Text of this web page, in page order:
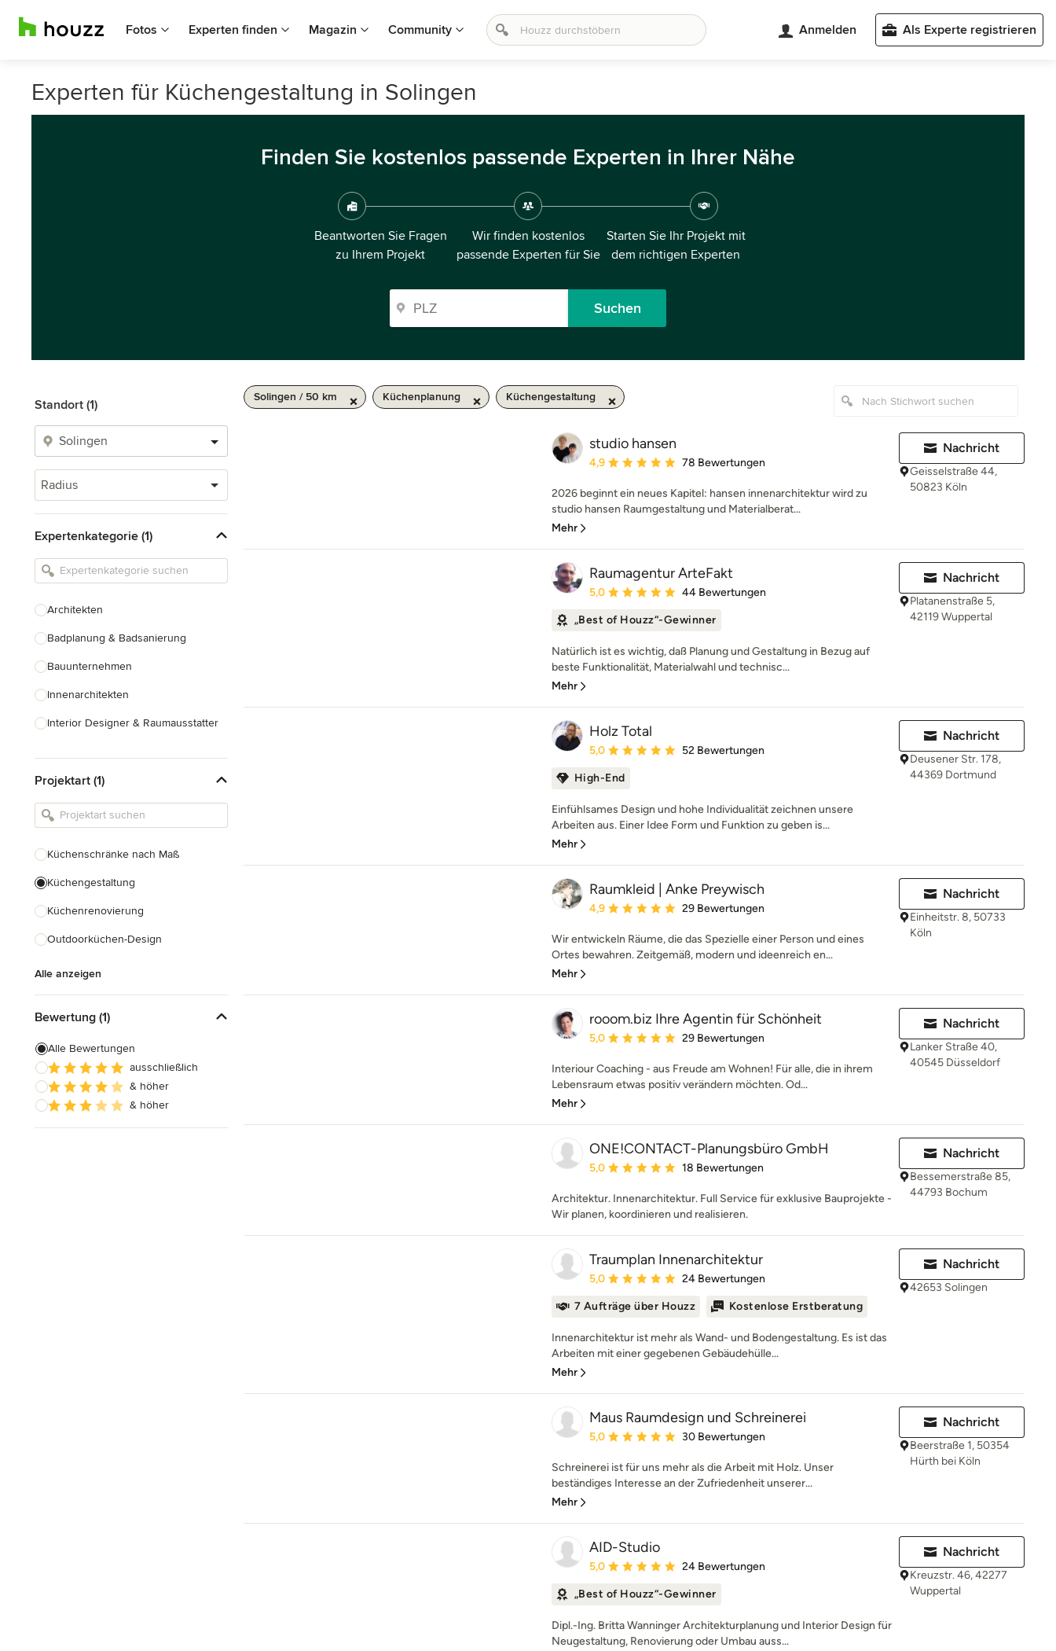
Fotos Experten finden Magazin Community Anmelden Als Experte registrieren
Experten für Küchengestaltung in Solingen
Finden Sie kostenlos passende Experten in Ihrer Nähe
Beantworten Sie Fragen
zu Ihrem Projekt
Wir finden kostenlos
passende Experten für Sie
Starten Sie Ihr Projekt mit
dem richtigen Experten
Suchen
Standort (1)
Radius
Expertenkategorie (1)
Architekten
Badplanung & Badsanierung
Bauunternehmen
Innenarchitekten
Interior Designer & Raumausstatter
Landschaftsarchitekten
Armaturen & Sanitärbedarf
Projektart (1)
Küchenschränke nach Maß
Küchengestaltung
Küchenrenovierung
Outdoorküchen-Design
Alle anzeigen
Bewertung (1)
Alle Bewertungen
ausschließlich
& höher
& höher
Solingen / 50 km Küchenplanung Küchengestaltung
studio hansen
Durchschnittliche Bewertung: 4.9 von 5 Sternen
4,9 78 Bewertungen
2026 beginnt ein neues Kapitel: hansen innenarchitektur wird zu
studio hansen Raumgestaltung und Materialberat...
Mehr
Nachricht
Geisselstraße 44,
50823 Köln
Raumagentur ArteFakt
Durchschnittliche Bewertung: 5 von 5 Sternen
5,0 44 Bewertungen
„Best of Houzz“-Gewinner
Natürlich ist es wichtig, daß Planung und Gestaltung in Bezug auf
beste Funktionalität, Materialwahl und technisc...
Mehr
Nachricht
Platanenstraße 5,
42119 Wuppertal
Holz Total
Durchschnittliche Bewertung: 5 von 5 Sternen
5,0 52 Bewertungen
High-End
Einfühlsames Design und hohe Individualität zeichnen unsere
Arbeiten aus. Einer Idee Form und Funktion zu geben is...
Mehr
Nachricht
Deusener Str. 178,
44369 Dortmund
Raumkleid | Anke Preywisch
Durchschnittliche Bewertung: 4.9 von 5 Sternen
4,9 29 Bewertungen
Wir entwickeln Räume, die das Spezielle einer Person und eines
Ortes bewahren. Zeitgemäß, modern und ideenreich en...
Mehr
Nachricht
Einheitstr. 8, 50733
Köln
rooom.biz Ihre Agentin für Schönheit
Durchschnittliche Bewertung: 5 von 5 Sternen
5,0 29 Bewertungen
Interiour Coaching - aus Freude am Wohnen! Für alle, die in ihrem
Lebensraum etwas positiv verändern möchten. Od...
Mehr
Nachricht
Lanker Straße 40,
40545 Düsseldorf
ONE!CONTACT-Planungsbüro GmbH
Durchschnittliche Bewertung: 5 von 5 Sternen
5,0 18 Bewertungen
Architektur. Innenarchitektur. Full Service für exklusive Bauprojekte -
Wir planen, koordinieren und realisieren.
Nachricht
Bessemerstraße 85,
44793 Bochum
Traumplan Innenarchitektur
Durchschnittliche Bewertung: 5 von 5 Sternen
5,0 24 Bewertungen
7 Aufträge über Houzz Kostenlose Erstberatung
Innenarchitektur ist mehr als Wand- und Bodengestaltung. Es ist das
Arbeiten mit einer gegebenen Gebäudehülle...
Mehr
Nachricht
42653 Solingen
Maus Raumdesign und Schreinerei
Durchschnittliche Bewertung: 5 von 5 Sternen
5,0 30 Bewertungen
Schreinerei ist für uns mehr als die Arbeit mit Holz. Unser
beständiges Interesse an der Zufriedenheit unserer...
Mehr
Nachricht
Beerstraße 1, 50354
Hürth bei Köln
AID-Studio
Durchschnittliche Bewertung: 5 von 5 Sternen
5,0 24 Bewertungen
„Best of Houzz“-Gewinner
Dipl.-Ing. Britta Wanninger Architekturplanung und Interior Design für
Neugestaltung, Renovierung oder Umbau auss...
Nachricht
Kreuzstr. 46, 42277
Wuppertal